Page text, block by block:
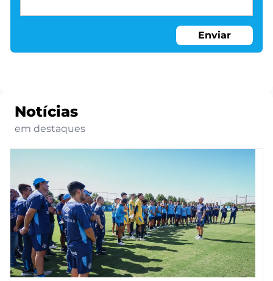
Enviar
Notícias
em destaques